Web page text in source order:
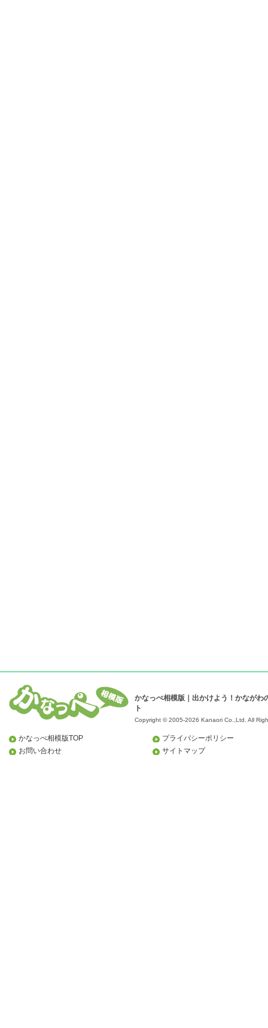
かなっぺ相模版｜出かけよう！かながわ
ト
Copyright © 2005-2026 Kanaori Co.,Ltd. All
かなっぺ相模版TOP
お問い合わせ
プライバシーポリシー
サイトマップ